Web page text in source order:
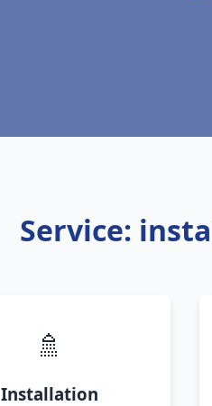
Service:
🚿
Installation